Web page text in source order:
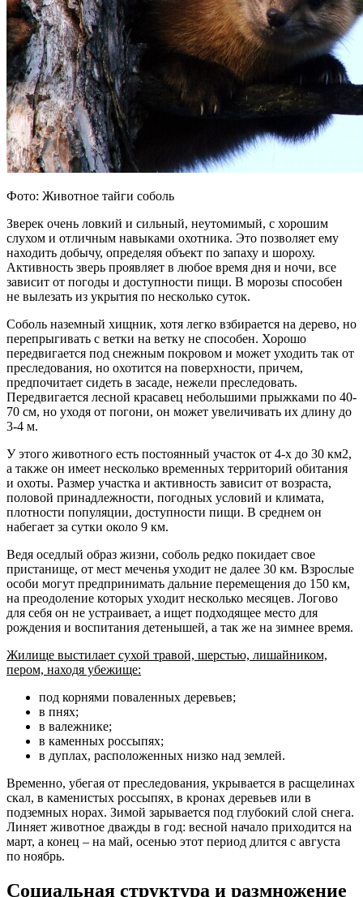
Фото: Животное тайги соболь
Зверек очень ловкий и сильный, неутомимый, с хорошим
слухом и отличным навыками охотника. Это позволяет ему
находить добычу, определяя объект по запаху и шороху.
Активность зверь проявляет в любое время дня и ночи, все
зависит от погоды и доступности пищи. В морозы способен
не вылезать из укрытия по несколько суток.
Соболь наземный хищник, хотя легко взбирается на дерево, но
перепрыгивать с ветки на ветку не способен. Хорошо
передвигается под снежным покровом и может уходить так от
преследования, но охотится на поверхности, причем,
предпочитает сидеть в засаде, нежели преследовать.
Передвигается лесной красавец небольшими прыжками по 40-
70 см, но уходя от погони, он может увеличивать их длину до
3-4 м.
У этого животного есть постоянный участок от 4-х до 30 км2,
а также он имеет несколько временных территорий обитания
и охоты. Размер участка и активность зависит от возраста,
половой принадлежности, погодных условий и климата,
плотности популяции, доступности пищи. В среднем он
набегает за сутки около 9 км.
Ведя оседлый образ жизни, соболь редко покидает свое
пристанище, от мест меченья уходит не далее 30 км. Взрослые
особи могут предпринимать дальние перемещения до 150 км,
на преодоление которых уходит несколько месяцев. Логово
для себя он не устраивает, а ищет подходящее место для
рождения и воспитания детенышей, а так же на зимнее время.
Жилище выстилает сухой травой, шерстью, лишайником,
пером, находя убежище:
под корнями поваленных деревьев;
в пнях;
в валежнике;
в каменных россыпях;
в дуплах, расположенных низко над землей.
Временно, убегая от преследования, укрывается в расщелинах
скал, в каменистых россыпях, в кронах деревьев или в
подземных норах. Зимой зарывается под глубокий слой снега.
Линяет животное дважды в год: весной начало приходится на
март, а конец – на май, осенью этот период длится с августа
по ноябрь.
Социальная структура и размножение